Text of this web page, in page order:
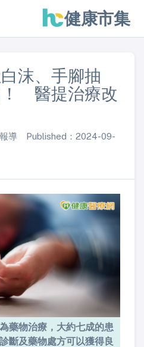
健康市集
沫、手腳抽
！ 醫提治療改
報導 Published：2024-09-
藥物治療，大約七成的患
斷及藥物處方可以獲得良